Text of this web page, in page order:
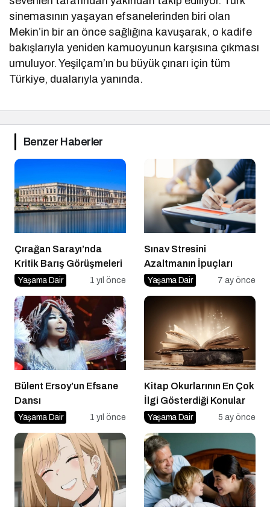
sinemasının yaşayan efsanelerinden biri olan
Mekin’in bir an önce sağlığına kavuşarak, o kadife
bakışlarıyla yeniden kamuoyunun karşısına çıkması
umuluyor. Yeşilçam’ın bu büyük çınarı için tüm
Türkiye, dualarıyla yanında.
Benzer Haberler
Çırağan Sarayı’nda
Kritik Barış Görüşmeleri
Yaşama Dair 1 yıl önce
Sınav Stresini
Azaltmanın İpuçları
Yaşama Dair 7 ay önce
Bülent Ersoy’un Efsane
Dansı
Yaşama Dair 1 yıl önce
Kitap Okurlarının En Çok
İlgi Gösterdiği Konular
Yaşama Dair 5 ay önce